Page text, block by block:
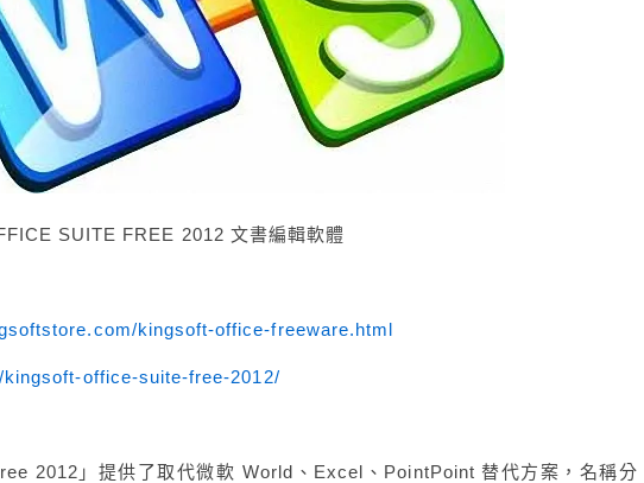
SUITE FREE 2012 文書編輯軟體
kingsoft-office-freeware.html
office-suite-free-2012/
2012」提供了取代微軟 World、Excel、PointPoint 替代方案，名稱分